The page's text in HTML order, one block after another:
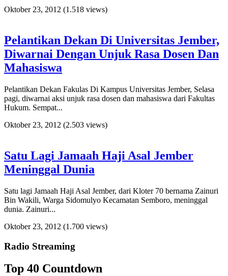
Oktober 23, 2012 (1.518 views)
Pelantikan Dekan Di Universitas Jember,
Diwarnai Dengan Unjuk Rasa Dosen Dan
Mahasiswa
Pelantikan Dekan Fakulas Di Kampus Universitas Jember, Selasa
pagi, diwarnai aksi unjuk rasa dosen dan mahasiswa dari Fakultas
Hukum. Sempat...
Oktober 23, 2012 (2.503 views)
Satu Lagi Jamaah Haji Asal Jember
Meninggal Dunia
Satu lagi Jamaah Haji Asal Jember, dari Kloter 70 bernama Zainuri
Bin Wakili, Warga Sidomulyo Kecamatan Semboro, meninggal
dunia. Zainuri...
Oktober 23, 2012 (1.700 views)
Radio Streaming
Top 40 Countdown